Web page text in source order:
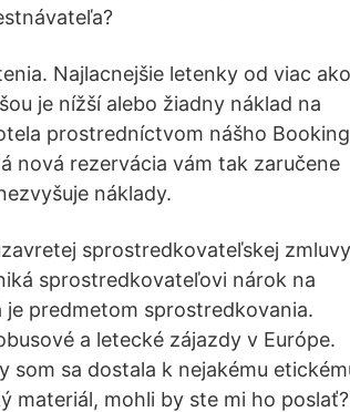
Najlacnejšie letenky od viac ako
je nížší alebo žiadny náklad na
prostredníctvom nášho Booking
nová rezervácia vám tak zaručene
náklady.
sprostredkovateľskej zmluvy
sprostredkovateľovi nárok na
predmetom sprostredkovania.
a letecké zájazdy v Európe.
sa dostala k nejakému
materiál, mohli by ste mi ho poslať?